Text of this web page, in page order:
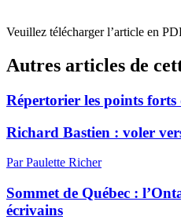
Veuillez télécharger l’article en
Autres articles de
Répertorier les points forts
Richard Bastien : voler
Par Paulette Richer
Sommet de Québec :
écrivains